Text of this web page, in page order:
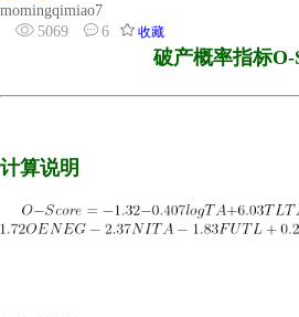
momingqimiao7
5069
6 收藏
破产概率指标O-
计算说明